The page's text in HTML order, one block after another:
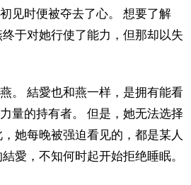
见时便被夺去了心。 想要了解
于对她行使了能力，但那却以失
。 結愛也和燕一样，是拥有能看
量的持有者。 但是，她无法选择
她每晚被强迫看见的，都是某人
愛，不知何时起开始拒绝睡眠。